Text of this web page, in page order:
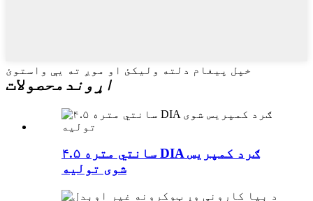
خپل پیغام دلته ولیکئ او موږ ته یې واستوئ
اړوند محصولات
۴.۵ سانتي متره DIA ګرد کمپریس
شوی تولیه